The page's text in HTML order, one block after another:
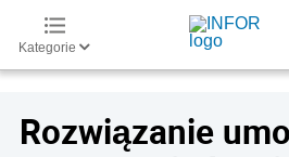
Kategorie
Rozwiązanie